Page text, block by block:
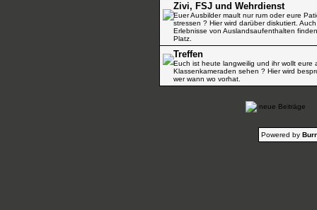
Zivi, FSJ und Wehrdienst
Euer Ausbilder mault nur rum oder eure
stressen ? Hier wird darüber diskutiert. Auch
Erlebnisse von Auslandsaufenthalten
Platz.
Treffen
Euch ist heute langweilig und ihr wollt eure
Klassenkameraden sehen ? Hier wird
wer wann wo vorhat.
neue Beiträge
Powered by